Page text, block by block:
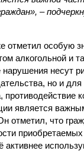
–
отметил особую
алкогольной и
несут
но и для
является
отметил, что
приобретаемых